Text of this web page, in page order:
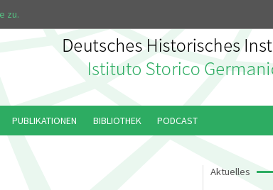
zu.
Aktuelles
PUBLIKATIONEN BIBLIOTHEK PODCAST